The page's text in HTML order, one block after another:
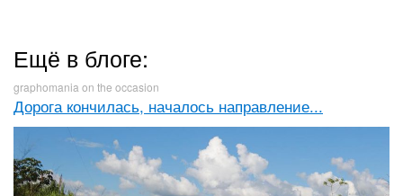
Ещё в блоге:
graphomania on the occasion
Дорога кончилась, началось направление...